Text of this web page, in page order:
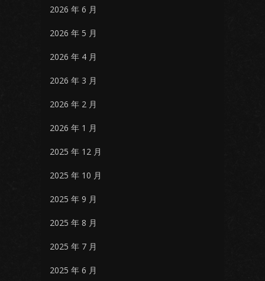
2026 年 6 月
2026 年 5 月
2026 年 4 月
2026 年 3 月
2026 年 2 月
2026 年 1 月
2025 年 12 月
2025 年 10 月
2025 年 9 月
2025 年 8 月
2025 年 7 月
2025 年 6 月